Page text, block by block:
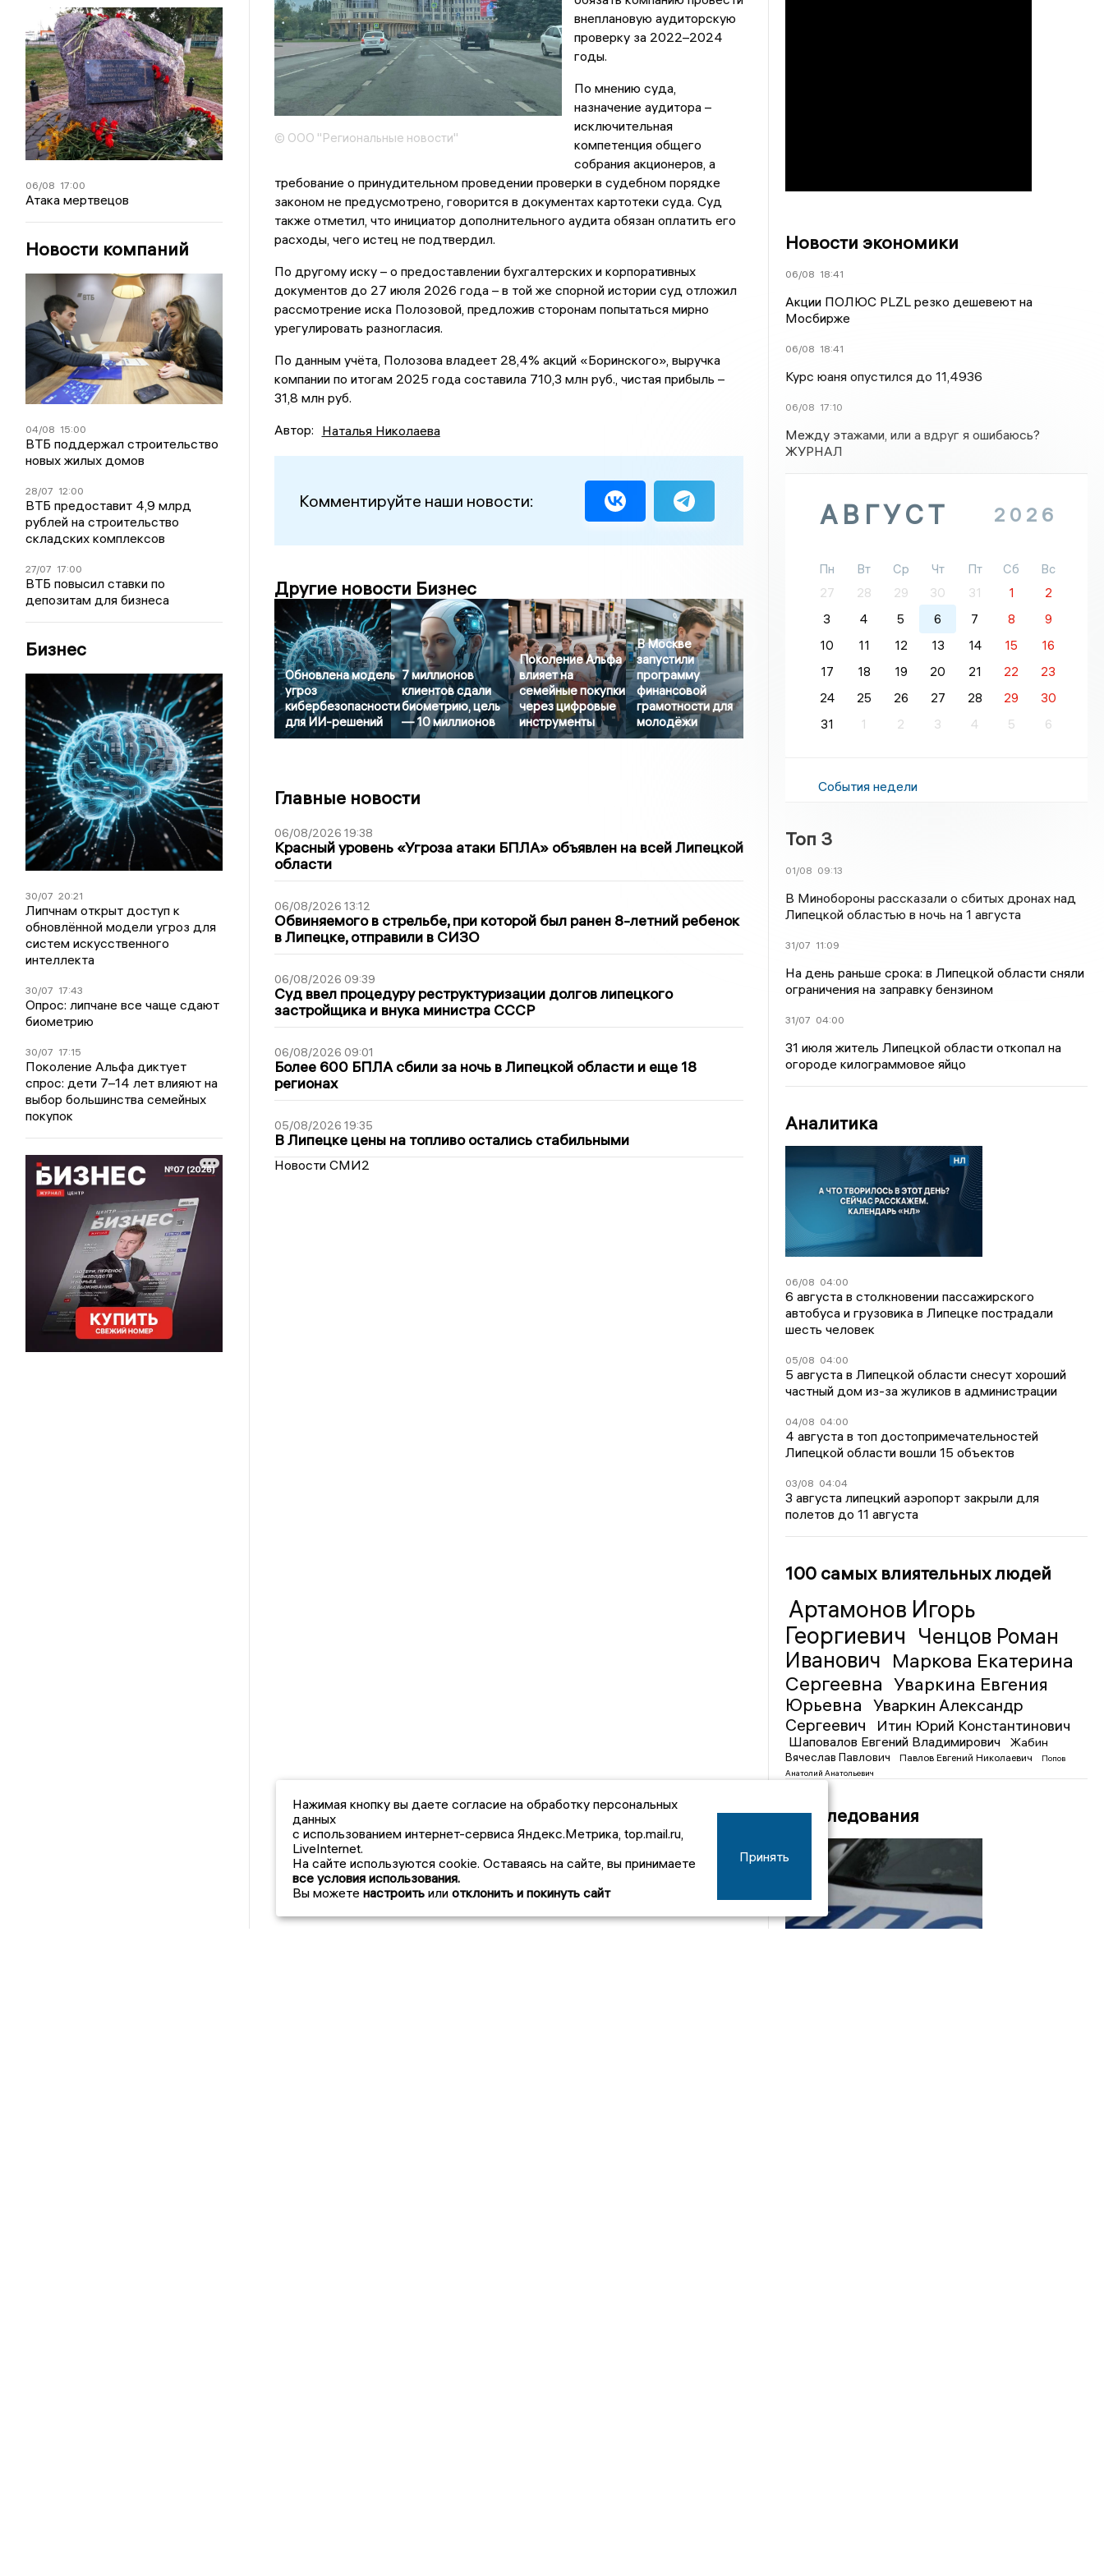
06/08 17:00
Атака мертвецов
Новости компаний
04/08 15:00
ВТБ поддержал строительство
новых жилых домов
28/07 12:00
ВТБ предоставит 4,9 млрд
рублей на строительство
складских комплексов
27/07 17:00
ВТБ повысил ставки по
депозитам для бизнеса
Бизнес
30/07 20:21
Липчнам открыт доступ к
обновлённой модели угроз для
систем искусственного
интеллекта
30/07 17:43
Опрос: липчане все чаще сдают
биометрию
30/07 17:15
Поколение Альфа диктует
спрос: дети 7–14 лет влияют на
выбор большинства семейных
покупок
© ООО "Региональные новости"
внеплановую аудиторскую
проверку за 2022–2024
годы.
По мнению суда,
назначение аудитора –
исключительная
компетенция общего
собрания акционеров, а
требование о принудительном проведении проверки в судебном порядке
законом не предусмотрено, говорится в документах картотеки суда. Суд
также отметил, что инициатор дополнительного аудита обязан оплатить его
расходы, чего истец не подтвердил.
По другому иску – о предоставлении бухгалтерских и корпоративных
документов до 27 июля 2026 года – в той же спорной истории суд отложил
рассмотрение иска Полозовой, предложив сторонам попытаться мирно
урегулировать разногласия.
По данным учёта, Полозова владеет 28,4% акций «Боринского», выручка
компании по итогам 2025 года составила 710,3 млн руб., чистая прибыль –
31,8 млн руб.
Автор: Наталья Николаева
Комментируйте наши новости:
Другие новости Бизнес
Обновлена модель
угроз
кибербезопасности
для ИИ-решений
7 миллионов
клиентов сдали
биометрию, цель
— 10 миллионов
Поколение Альфа
влияет на
семейные покупки
через цифровые
инструменты
В Москве
запустили
программу
финансовой
грамотности для
молодёжи
Главные новости
06/08/2026 19:38
Красный уровень «Угроза атаки БПЛА» объявлен на всей Липецкой
области
06/08/2026 13:12
Обвиняемого в стрельбе, при которой был ранен 8-летний ребенок
в Липецке, отправили в СИЗО
06/08/2026 09:39
Суд ввел процедуру реструктуризации долгов липецкого
застройщика и внука министра СССР
06/08/2026 09:01
Более 600 БПЛА сбили за ночь в Липецкой области и еще 18
регионах
05/08/2026 19:35
В Липецке цены на топливо остались стабильными
Новости СМИ2
Новости экономики
06/08 18:41
Акции ПОЛЮС PLZL резко дешевеют на
Мосбирже
06/08 18:41
Курс юаня опустился до 11,4936
06/08 17:10
Между этажами, или а вдруг я ошибаюсь?
ЖУРНАЛ
АВГУСТ 2026
Пн Вт Ср Чт Пт Сб
Вс
27
28 29 30 31 1
2
3
4 5 6 7 8
9
10
11 12 13 14 15
16
17
18 19 20 21 22
23
24
25 26 27 28 29
30
31
1 2 3 4 5 6
События недели
Топ 3
01/08 09:13
В Минобороны рассказали о сбитых дронах над
Липецкой областью в ночь на 1 августа
31/07 11:09
На день раньше срока: в Липецкой области сняли
ограничения на заправку бензином
31/07 04:00
31 июля житель Липецкой области откопал на
огороде килограммовое яйцо
Аналитика
06/08 04:00
6 августа в столкновении пассажирского
автобуса и грузовика в Липецке пострадали
шесть человек
05/08 04:00
5 августа в Липецкой области снесут хороший
частный дом из-за жуликов в администрации
04/08 04:00
4 августа в топ достопримечательностей
Липецкой области вошли 15 объектов
03/08 04:04
3 августа липецкий аэропорт закрыли для
полетов до 11 августа
100 самых влиятельных людей
Артамонов Игорь
Георгиевич Ченцов Роман
Иванович Маркова Екатерина
Сергеевна Уваркина Евгения
Юрьевна
Уваркин Александр
Сергеевич
Итин Юрий Константинович
Шаповалов Евгений Владимирович
Жабин
Вячеслав Павлович
Павлов Евгений Николаевич
Попов
Анатолий Анатольевич
Расследования
Нажимая кнопку вы даете согласие на обработку персональных
данных
с использованием интернет-сервиса Яндекс.Метрика, top.mail.ru,
LiveInternet.
На сайте используются cookie. Оставаясь на сайте, вы принимаете
все условия использования.
Вы можете настроить или отклонить и покинуть сайт
Принять